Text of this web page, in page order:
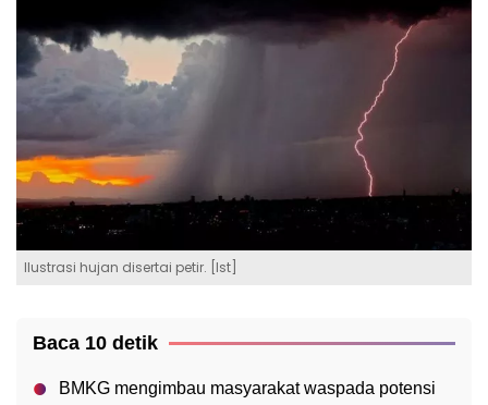
Ilustrasi hujan disertai petir. [Ist]
Baca 10 detik
BMKG mengimbau masyarakat waspada potensi